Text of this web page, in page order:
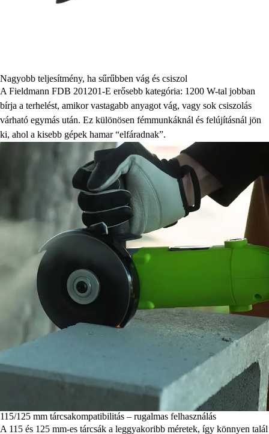
Nagyobb teljesítmény, ha sűrűbben vág és csiszol
A Fieldmann FDB 201201-E erősebb kategória: 1200 W-tal jobban
bírja a terhelést, amikor vastagabb anyagot vág, vagy sok csiszolás
várható egymás után. Ez különösen fémmunkáknál és felújításnál jön
ki, ahol a kisebb gépek hamar “elfáradnak”.
115/125 mm tárcsakompatibilitás – rugalmas felhasználás
A 115 és 125 mm-es tárcsák a leggyakoribb méretek, így könnyen talál